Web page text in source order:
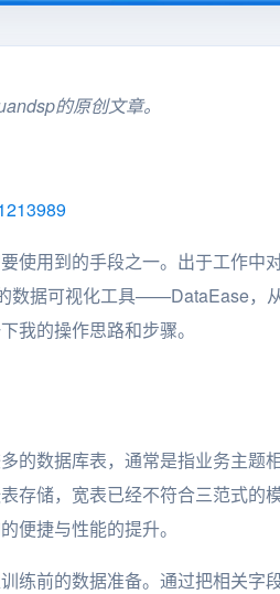
的原创文章。
使用到的手段之一。出于工作中
数据可视化工具——DataEase，
我的操作思路和步骤。
的数据库表，通常是指业务主
存储，宽表已经不符合三范式的
便捷与性能的提升。
练前的数据准备。通过把相关字